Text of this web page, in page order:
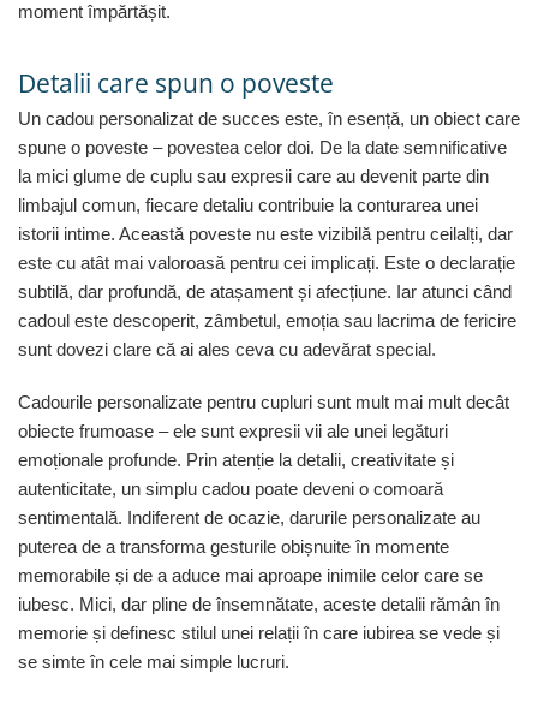
moment împărtășit.
Detalii care spun o poveste
Un cadou personalizat de succes este, în esență, un obiect care
spune o poveste – povestea celor doi. De la date semnificative
la mici glume de cuplu sau expresii care au devenit parte din
limbajul comun, fiecare detaliu contribuie la conturarea unei
istorii intime. Această poveste nu este vizibilă pentru ceilalți, dar
este cu atât mai valoroasă pentru cei implicați. Este o declarație
subtilă, dar profundă, de atașament și afecțiune. Iar atunci când
cadoul este descoperit, zâmbetul, emoția sau lacrima de fericire
sunt dovezi clare că ai ales ceva cu adevărat special.
Cadourile personalizate pentru cupluri sunt mult mai mult decât
obiecte frumoase – ele sunt expresii vii ale unei legături
emoționale profunde. Prin atenție la detalii, creativitate și
autenticitate, un simplu cadou poate deveni o comoară
sentimentală. Indiferent de ocazie, darurile personalizate au
puterea de a transforma gesturile obișnuite în momente
memorabile și de a aduce mai aproape inimile celor care se
iubesc. Mici, dar pline de însemnătate, aceste detalii rămân în
memorie și definesc stilul unei relații în care iubirea se vede și
se simte în cele mai simple lucruri.